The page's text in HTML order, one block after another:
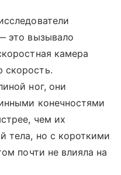
это вызывало
камера
скорость.
ног, они
конечностями
чем их
тела, но с короткими
почти не влияла на